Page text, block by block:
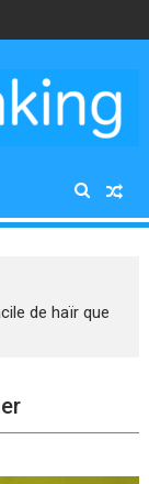
de haïr que